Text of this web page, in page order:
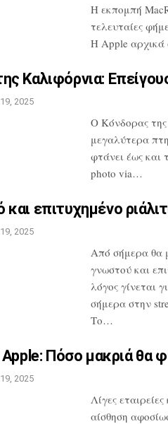
Ηεκπομπή
τελευταίες
Η Apple αρχικά
Καλιφόρνια:
2025
Ο Κόνδορας της
μεγαλύτερα
φτάνει έως και
photo via…
επιτυχημένο
2025
Από σήμερα θα
γνωστού και
λόγοςγίνεται
σήμερα στην
Το…
Πόσο μακριά θα
2025
Λίγες
αίσθηση